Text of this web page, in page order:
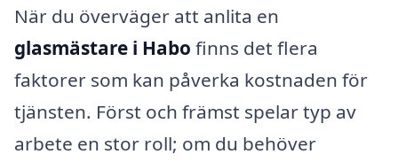
När du överväger att anlita en
glasmästare i Habo finns det flera
faktorer som kan påverka kostnaden för
tjänsten. Först och främst spelar typ av
arbete en stor roll; om du behöver